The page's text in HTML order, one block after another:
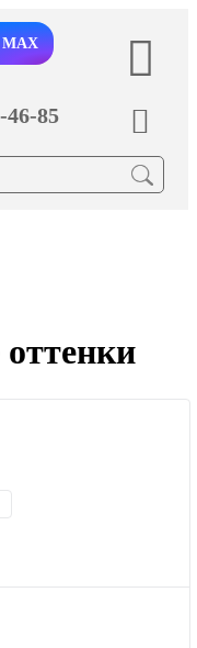
MAX
46-85